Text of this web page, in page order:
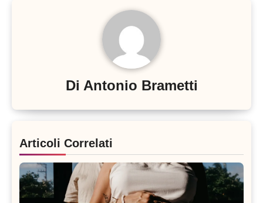
Di Antonio Brametti
Articoli Correlati